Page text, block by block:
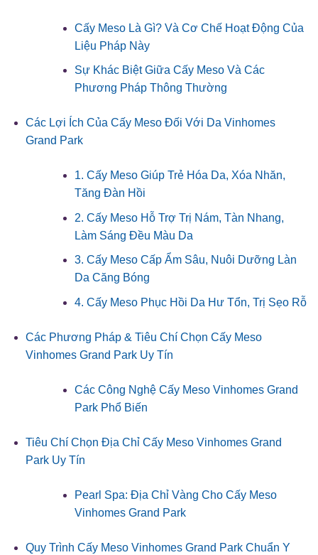
Cấy Meso Là Gì? Và Cơ Chế Hoạt Động Của
Liệu Pháp Này
Sự Khác Biệt Giữa Cấy Meso Và Các
Phương Pháp Thông Thường
Các Lợi Ích Của Cấy Meso Đối Với Da Vinhomes
Grand Park
1. Cấy Meso Giúp Trẻ Hóa Da, Xóa Nhăn,
Tăng Đàn Hồi
2. Cấy Meso Hỗ Trợ Trị Nám, Tàn Nhang,
Làm Sáng Đều Màu Da
3. Cấy Meso Cấp Ẩm Sâu, Nuôi Dưỡng Làn
Da Căng Bóng
4. Cấy Meso Phục Hồi Da Hư Tổn, Trị Sẹo Rỗ
Các Phương Pháp & Tiêu Chí Chọn Cấy Meso
Vinhomes Grand Park Uy Tín
Các Công Nghệ Cấy Meso Vinhomes Grand
Park Phổ Biến
Tiêu Chí Chọn Địa Chỉ Cấy Meso Vinhomes Grand
Park Uy Tín
Pearl Spa: Địa Chỉ Vàng Cho Cấy Meso
Vinhomes Grand Park
Quy Trình Cấy Meso Vinhomes Grand Park Chuẩn Y